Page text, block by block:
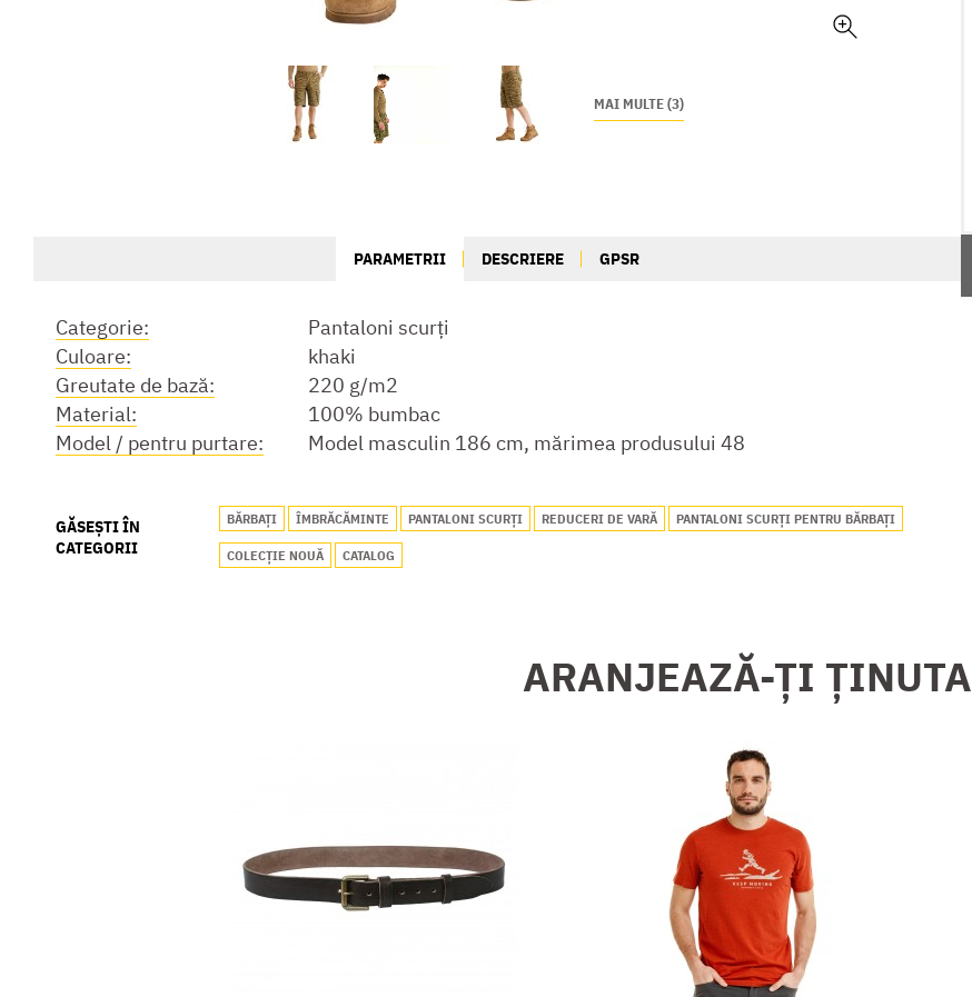
MAI MULTE (3)
PARAMETRII DESCRIERE GPSR
Categorie:
Pantaloni scurți
Culoare:
khaki
Greutate de bază:
220 g/m2
Material:
100% bumbac
Model / pentru purtare:
Model masculin 186 cm, mărimea produsului 48
GĂSEȘTI ÎN
CATEGORII
BĂRBAȚI ÎMBRĂCĂMINTE PANTALONI SCURȚI REDUCERI DE VARĂ PANTALONI SCURȚI PENTRU BĂRBAȚI
COLECȚIE NOUĂ CATALOG
ARANJEAZĂ-ȚI ȚINUTA